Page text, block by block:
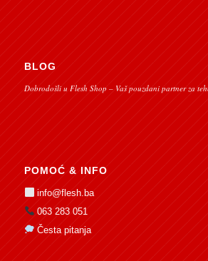
BLOG
Dobrodošli u Flesh Shop – Vaš pouzdani partner za
POMOĆ & INFO
info@flesh.ba
063 283 051
Česta pitanja